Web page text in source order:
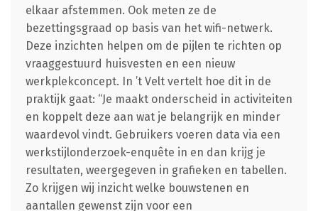
elkaar afstemmen. Ook meten ze de
bezettingsgraad op basis van het wifi-netwerk.
Deze inzichten helpen om de pijlen te richten op
vraaggestuurd huisvesten en een nieuw
werkplekconcept. In ’t Velt vertelt hoe dit in de
praktijk gaat: “Je maakt onderscheid in activiteiten
en koppelt deze aan wat je belangrijk en minder
waardevol vindt. Gebruikers voeren data via een
werkstijlonderzoek-enquête in en dan krijg je
resultaten, weergegeven in grafieken en tabellen.
Zo krijgen wij inzicht welke bouwstenen en
aantallen gewenst zijn voor een